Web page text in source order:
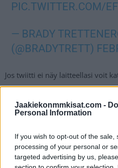
Jaakiekonmmkisat.com -
Personal Information
If you wish to opt-out of the
processing of your personal or
targeted advertising by us,
PIC.TWITTER.COM/
— BRADY
(@BRADYTRETT)
Jos twiitti ei näy laitteellasi voit
Kuten yllä olevalta videolta näet,
päällä ollut Foligno pyytää
Jos jääkiekkotappelun siististi voi
niin myös tekee!